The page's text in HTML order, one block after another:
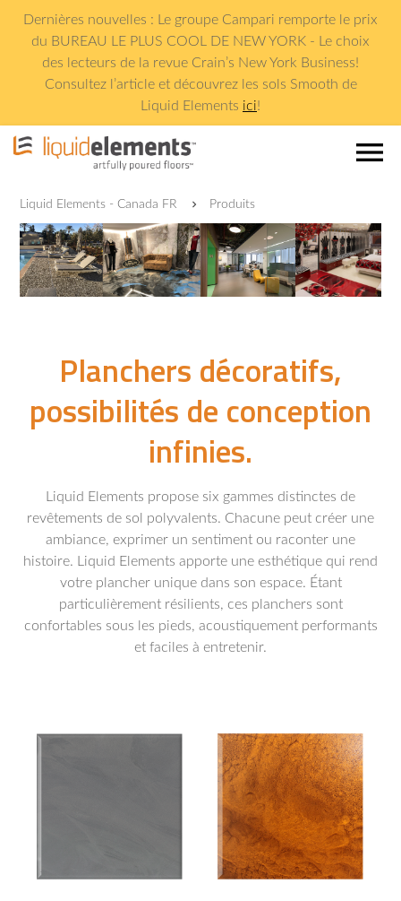
Dernières nouvelles : Le groupe Campari remporte le prix
du BUREAU LE PLUS COOL DE NEW YORK - Le choix
des lecteurs de la revue Crain’s New York Business!
Consultez l ’article et découvrez les sols Smooth de
Liquid Elements ici!
menu
Liquid Elements - Canada FR Produits
Planchers décoratifs,
possibilités de conception
infinies.
Liquid Elements propose six gammes distinctes de
revêtements de sol polyvalents. Chacune peut créer une
ambiance, exprimer un sentiment ou raconter une
histoire. Liquid Elements apporte une esthétique qui rend
votre plancher unique dans son espace. Étant
particulièrement résilients, ces planchers sont
confortables sous les pieds, acoustiquement performants
et faciles à entretenir.